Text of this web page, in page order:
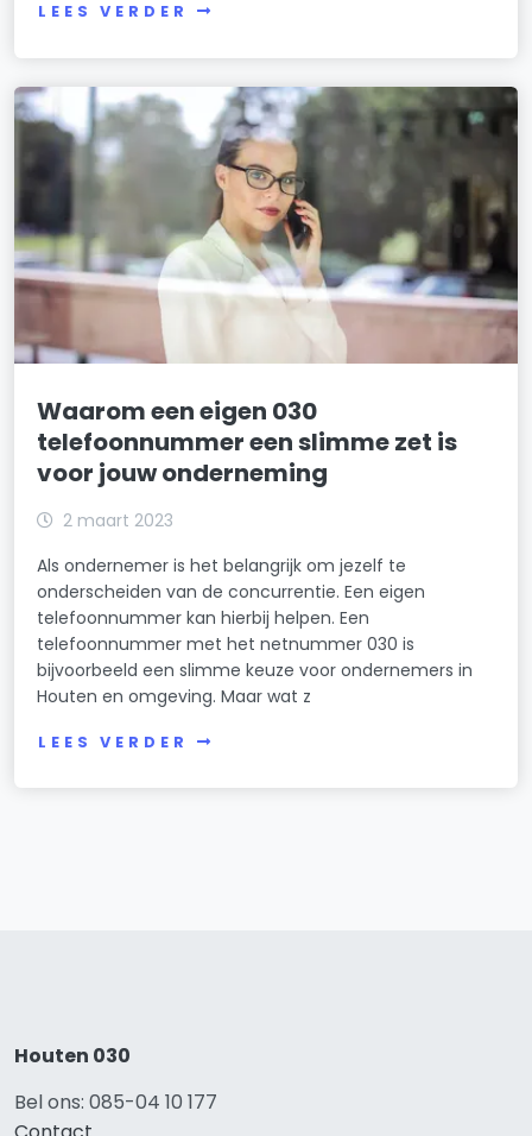
LEES VERDER
Waarom een eigen 030
telefoonnummer een slimme zet is
voor jouw onderneming
2 maart 2023
Als ondernemer is het belangrijk om jezelf te
onderscheiden van de concurrentie. Een eigen
telefoonnummer kan hierbij helpen. Een
telefoonnummer met het netnummer 030 is
bijvoorbeeld een slimme keuze voor ondernemers in
Houten en omgeving. Maar wat z
LEES VERDER
Houten 030
Bel ons: 085-04 10 177